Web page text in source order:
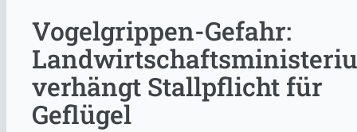
Vogelgrippen-Gefahr:
verhängt Stallpflicht für
Geflügel